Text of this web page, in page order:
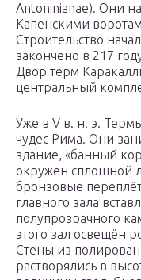
Antoninianae). Они
Капенскими
Строительство
закончено в 217
Двор терм
центральный
Уже в V в. н. э.
чудес Рима. Они
здание, «банный
окружен сплошной
бронзовые
главного зала
полупрозрачного
этого зал освещён
Стены из
растворялись в